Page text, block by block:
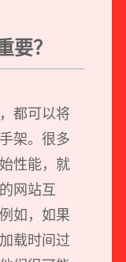
要？
都可以将
架。很多
性能，就
网站互
如，如果
载时间过